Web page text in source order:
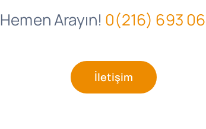
Hemen Arayın! 0(216) 693
İletişim